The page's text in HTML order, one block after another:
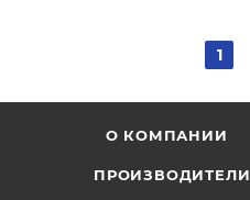
1
О КОМПАНИИ
ПРОИЗВОДИТЕЛИ